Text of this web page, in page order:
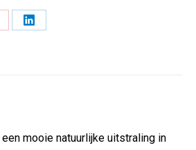
Deel
mooie natuurlijke uitstraling in